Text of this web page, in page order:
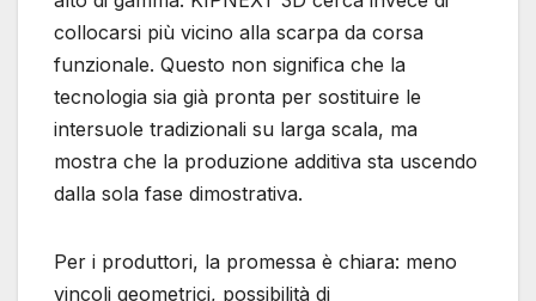
collocarsi più vicino alla scarpa da corsa
funzionale. Questo non significa che la
tecnologia sia già pronta per sostituire le
intersuole tradizionali su larga scala, ma
mostra che la produzione additiva sta uscendo
dalla sola fase dimostrativa.
Per i produttori, la promessa è chiara: meno
vincoli geometrici, possibilità di